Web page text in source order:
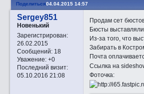
Поделиться04.04.2015 14:57
Sergey851
Новенький
Зарегистрирован:
26.02.2015
Сообщений:18
Уважение: +0
Последний визит:
05.10.2016 21:08
Продам сет
Бюсты
Из-за того, что
Забирать в
Почта
Ссылка на
Фоточка: